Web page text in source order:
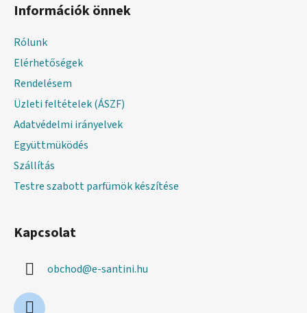
Információk önnek
Rólunk
Elérhetőségek
Rendelésem
Üzleti feltételek (ÁSZF)
Adatvédelmi irányelvek
Együttmüködés
Szállítás
Testre szabott parfümök készítése
Kapcsolat
obchod@e-santini.hu